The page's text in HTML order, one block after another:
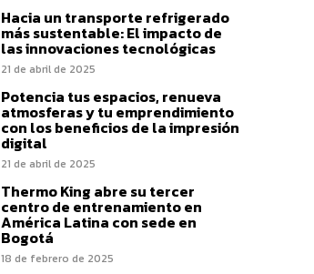
Hacia un transporte refrigerado
más sustentable: El impacto de
las innovaciones tecnológicas
21 de abril de 2025
Potencia tus espacios, renueva
atmosferas y tu emprendimiento
con los beneficios de la impresión
digital
21 de abril de 2025
Thermo King abre su tercer
centro de entrenamiento en
América Latina con sede en
Bogotá
18 de febrero de 2025